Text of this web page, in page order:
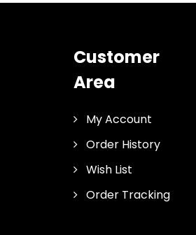
Customer
Area
My Account
Order History
Wish List
Order Tracking